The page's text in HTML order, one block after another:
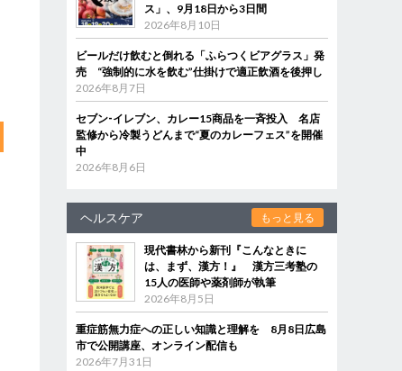
ス」、9月18日から3日間
2026年8月10日
ビールだけ飲むと倒れる「ふらつくビアグラス」発
売 “強制的に水を飲む”仕掛けで適正飲酒を後押し
2026年8月7日
セブン‐イレブン、カレー15商品を一斉投入 名店
監修から冷製うどんまで“夏のカレーフェス”を開催
中
2026年8月6日
ヘルスケア もっと見る
現代書林から新刊『こんなときに
は、まず、漢方！』 漢方三考塾の
15人の医師や薬剤師が執筆
2026年8月5日
重症筋無力症への正しい知識と理解を 8月8日広島
市で公開講座、オンライン配信も
2026年7月31日